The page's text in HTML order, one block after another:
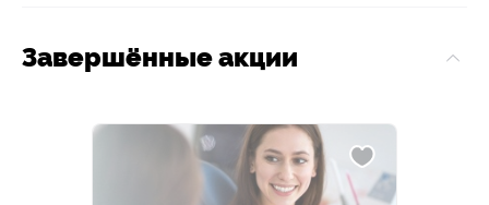
Завершённые акции